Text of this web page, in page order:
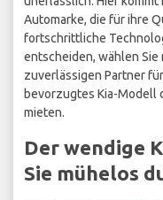
Automarke, die für ihre
fortschrittliche
entscheiden, wählen
zuverlässigen Partner
bevorzugtes Kia-Modell
mieten.
Der wendige
Sie mühelos